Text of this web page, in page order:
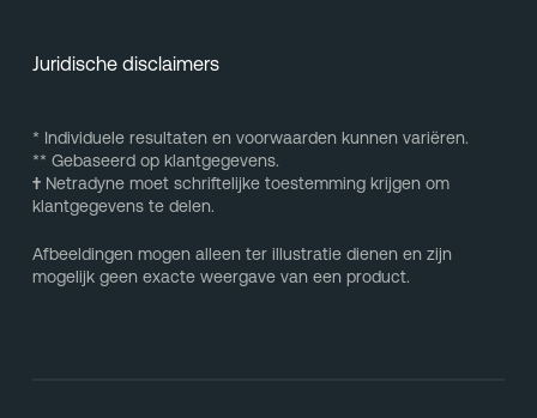
Juridische disclaimers
* Individuele resultaten en voorwaarden kunnen variëren.
** Gebaseerd op klantgegevens.
†Netradyne moet schriftelijke toestemming krijgen om
klantgegevens te delen.
Afbeeldingen mogen alleen ter illustratie dienen en zijn
mogelijk geen exacte weergave van een product.